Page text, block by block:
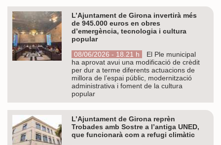
L’Ajuntament de Girona invertirà més
de 945.000 euros en obres
d’emergència, tecnologia i cultura
popular
08/06/2026 - 18.21 h
El Ple municipal
ha aprovat avui una modificació de crèdit
per dur a terme diferents actuacions de
millora de l’espai públic, modernització
administrativa i foment de la cultura
popular
L’Ajuntament de Girona reprèn
Trobades amb Sostre a l’antiga UNED,
que funcionarà com a refugi climàtic